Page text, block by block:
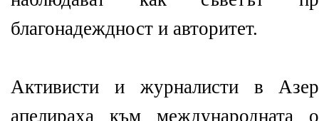
благонадеждност и авторитет.
Активисти и журналисти в
апелираха към